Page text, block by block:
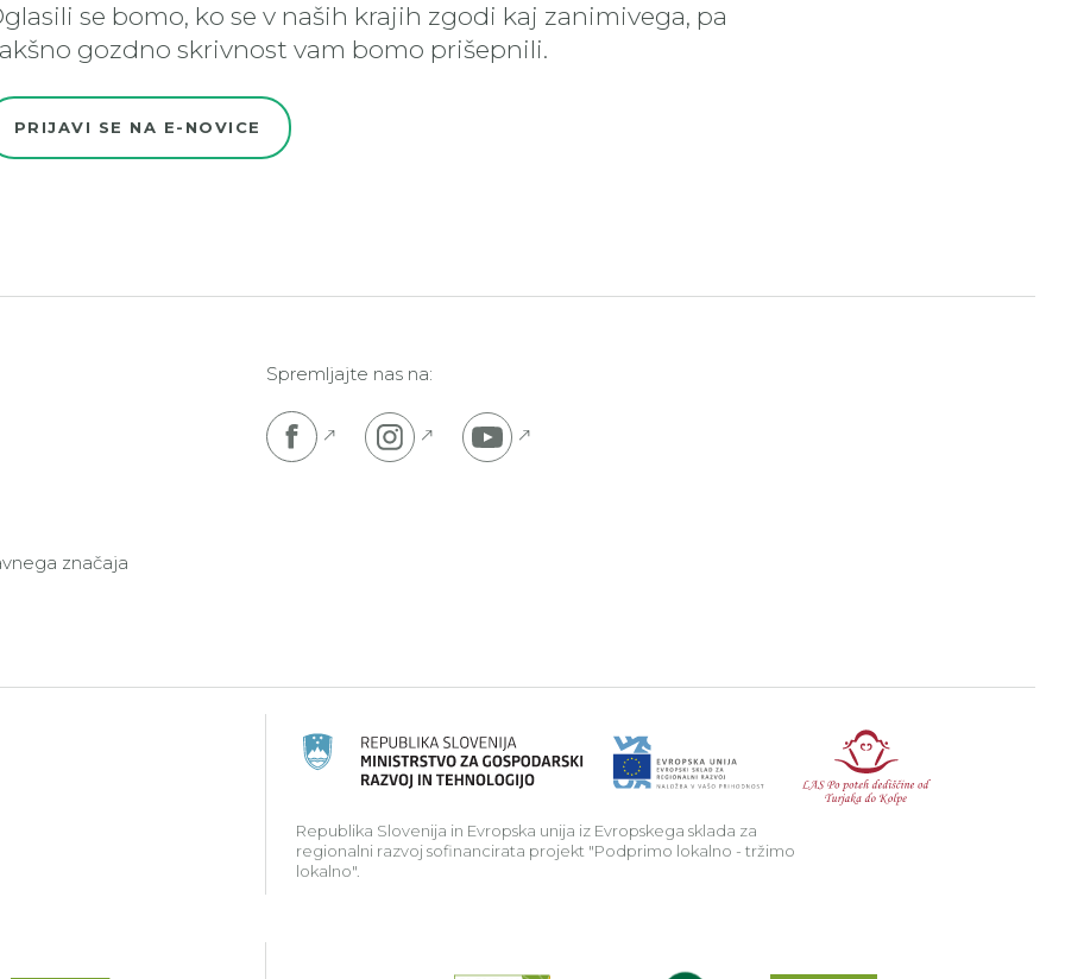
se bomo, ko se v naših krajih zgodi kaj zanimivega, pa
gozdno skrivnost vam bomo prišepnili.
PRIJAVI SE NA E-NOVICE
značaja
Spremljajte nas na:
Pojdi na Facebook stran
Pojdi na Instagram stran
kmetijski sklad za razvoj podeželja: Evropa investira v podeželje.
Republika Slovenija in Evropska unija iz Evropskega sklada za
regionalni razvoj sofinancirata projekt "Podprimo lokalno - tržimo
lokalno".